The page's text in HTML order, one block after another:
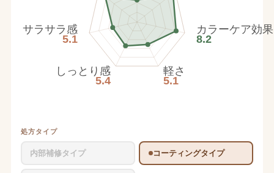
カラーケア効果
8.2
軽さ
5.1
しっとり感
5.4
サラサラ感
5.1
処方タイプ
内部補修タイプ コーティングタイプ